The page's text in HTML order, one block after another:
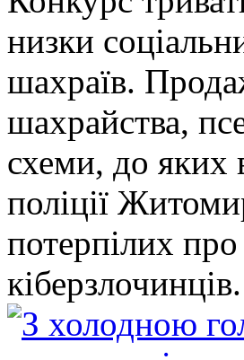
низки
шахраїв.
шахрайства,
схеми, до
поліції
потерпілих
кіберзлочинців.